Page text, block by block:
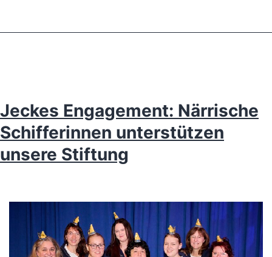
Jeckes Engagement: Närrische
Schifferinnen unterstützen
unsere Stiftung